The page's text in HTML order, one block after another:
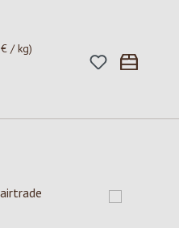
/ kg)